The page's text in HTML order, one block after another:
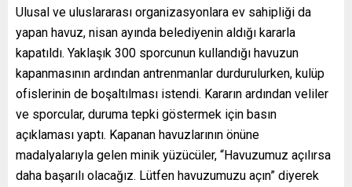
Ulusal ve uluslararası organizasyonlara ev sahipliği da
yapan havuz, nisan ayında belediyenin aldığı kararla
kapatıldı. Yaklaşık 300 sporcunun kullandığı havuzun
kapanmasının ardından antrenmanlar durdurulurken, kulüp
ofislerinin de boşaltılması istendi. Kararın ardından veliler
ve sporcular, duruma tepki göstermek için basın
açıklaması yaptı. Kapanan havuzlarının önüne
madalyalarıyla gelen minik yüzücüler, “Havuzumuz açılırsa
daha başarılı olacağız. Lütfen havuzumuzu açın” diyerek